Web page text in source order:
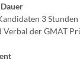
3
Verbal der GMAT